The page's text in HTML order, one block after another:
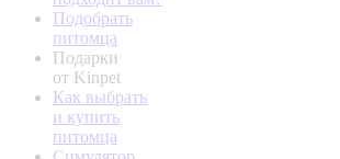
Подобрать
питомца
Подарки
от Kinpet
Как выбрать
и купить
питомца